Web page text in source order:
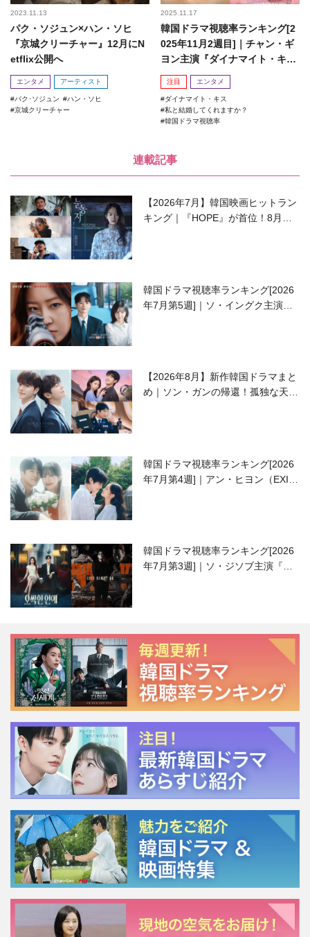
2023.11.13
パク・ソジュン×ハン・ソヒ
『京城クリーチャー』12月にN
etflix公開へ
エンタメ アーティスト
パク･ソジュン
ハン・ソヒ
京城クリーチャー
2025.11.17
韓国ドラマ視聴率ランキング[2
025年11月2週目]｜チャン・ギ
ヨン主演『ダイナマイト・キ
ス』がランクイン！
注目 エンタメ
ダイナマイト・キス
私と結婚してくれますか？
韓国ドラマ視聴率
連載記事
【2026年7月】韓国映画ヒットラン
キング｜『HOPE』が首位！8月公
韓国ドラマ視聴率ランキング[2026
年7月第5週]｜ソ・イングク主演の
【2026年8月】新作韓国ドラマまと
め｜ソン・ガンの帰還！孤独な天才
韓国ドラマ視聴率ランキング[2026
年7月第4週]｜アン・ヒヨン（EXID
韓国ドラマ視聴率ランキング[2026
年7月第3週]｜ソ・ジソブ主演『エ